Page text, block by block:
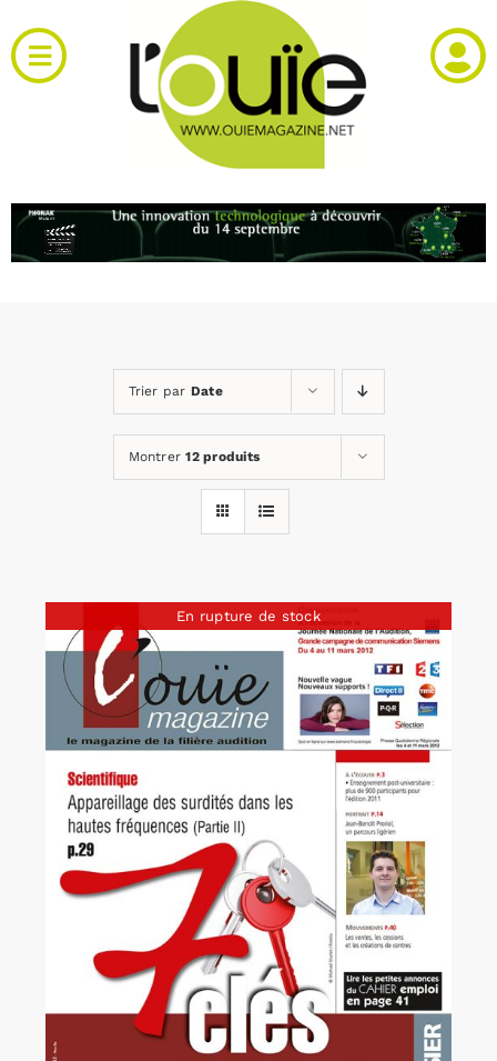
au
contenu
Toggle
Navigation
RH et emploi
Annonces emploi
Trier par Date
Montrer12 produits
En rupture de stock